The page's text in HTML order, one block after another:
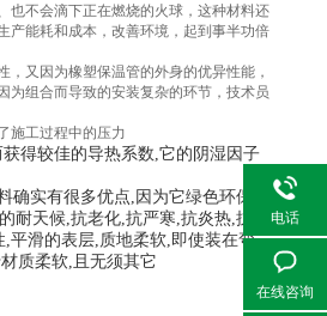
也不会滴下正在燃烧的火球，这种材料还
产能耗和成本，改善环境，起到事半功倍
又因为橡塑保温管的外身的优异性能，
为组合而导致的安装复杂的环节，技术员
施工过程中的压力
获得较佳的导热系数,它的阴湿因子
确实有很多优点, 因为它绿色环保
耐天候,抗老化,抗严寒,抗炎热,抗干
,平滑的表层,质地柔软,即使装在弯
质柔软, 且无须其它
电话
在线咨询